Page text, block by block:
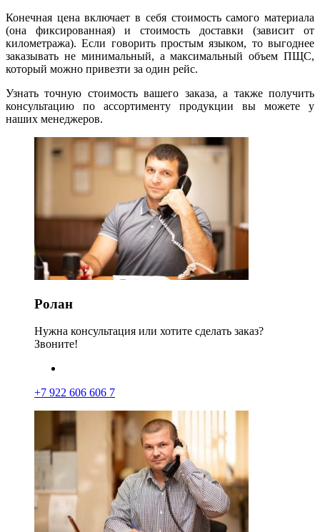
Конечная цена включает в себя стоимость самого материала
(она фиксированная) и стоимость доставки (зависит от
километража). Если говорить простым языком, то выгоднее
заказывать не минимальный, а максимальный объем ПЩС,
который можно привезти за один рейс.
Узнать точную стоимость вашего заказа, а также получить
консультацию по ассортименту продукции вы можете у
наших менеджеров.
Ролан
Нужна консультация или хотите сделать заказ?
Звоните!
+7 922 606 606 7